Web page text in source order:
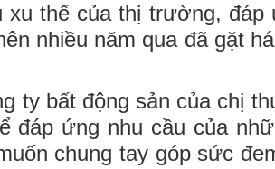
xu thế của thị trường,
nhiều năm qua đã gặt
ty bất động sản của chị
đáp ứng nhu cầu của
chung tay góp sức